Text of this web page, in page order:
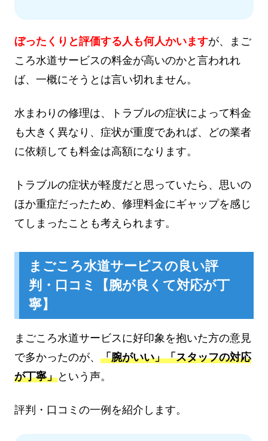
ぼったくりと評価する人も何人かいますが、まご
ころ水道サービスの料金が高いのかと言われれ
ば、一概にそうとは言い切れません。
水まわりの修理は、トラブルの症状によって料金
も大きく異なり、症状が重度であれば、どの業者
に依頼しても料金は高額になります。
トラブルの症状が軽度だと思っていたら、思いの
ほか重症だったため、修理料金にギャップを感じ
てしまったことも考えられます。
まごころ水道サービスの良い評
判・口コミ【腕が良くて対応が丁
寧】
まごころ水道サービスに好印象を抱いた方の意見
で多かったのが、 「腕がいい」「スタッフの対応
が丁寧」という声。
評判・口コミの一例を紹介します。